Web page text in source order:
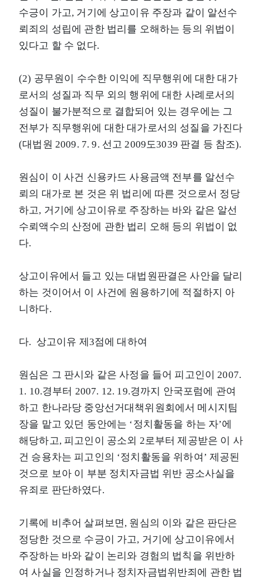
수긍이 가고, 거기에 상고이유 주장과 같이 알선수
뢰죄의 성립에 관한 법리를 오해하는 등의 위법이
있다고 할 수 없다.
(2) 공무원이 수수한 이익에 직무행위에 대한 대가
로서의 성질과 직무 외의 행위에 대한 사례로서의
성질이 불가분적으로 결합되어 있는 경우에는 그
전부가 직무행위에 대한 대가로서의 성질을 가진다
(대법원 2009. 7. 9. 선고 2009도3039 판결 등 참조).
원심이 이 사건 신용카드 사용금액 전부를 알선수
뢰의 대가로 본 것은 위 법리에 따른 것으로서 정당
하고, 거기에 상고이유로 주장하는 바와 같은 알선
수뢰액수의 산정에 관한 법리 오해 등의 위법이 없
다.
상고이유에서 들고 있는 대법원판결은 사안을 달리
하는 것이어서 이 사건에 원용하기에 적절하지 아
니하다.
다. 상고이유 제3점에 대하여
원심은 그 판시와 같은 사정을 들어 피고인이 2007.
1. 10.경부터 2007. 12. 19.경까지 안국포럼에 관여
하고 한나라당 중앙선거대책위원회에서 메시지팀
장을 맡고 있던 동안에는 ‘정치활동을 하는 자’에
해당하고, 피고인이 공소외 2로부터 제공받은 이 사
건 승용차는 피고인의 ‘정치활동을 위하여’ 제공된
것으로 보아 이 부분 정치자금법 위반 공소사실을
유죄로 판단하였다.
기록에 비추어 살펴보면, 원심의 이와 같은 판단은
정당한 것으로 수긍이 가고, 거기에 상고이유에서
주장하는 바와 같이 논리와 경험의 법칙을 위반하
여 사실을 인정하거나 정치자금법위반죄에 관한 법